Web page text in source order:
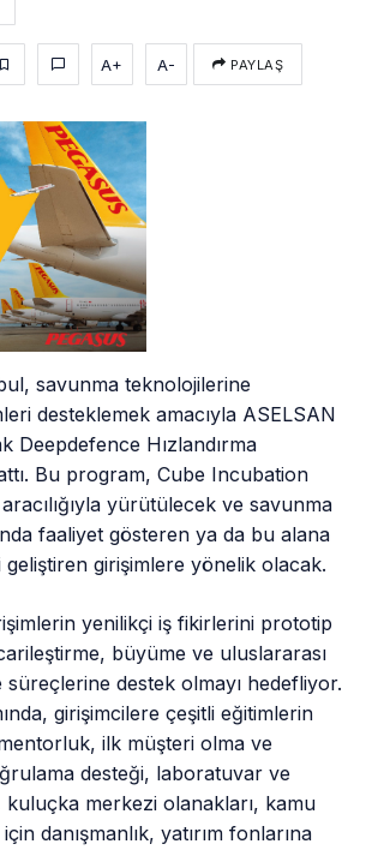
A+ A- PAYLAŞ
savunma teknolojilerine
desteklemek amacıyla ASELSAN
Deepdefence Hızlandırma
Bu program, Cube Incubation
yürütülecek ve savunma
faaliyet gösteren ya da bu alana
girişimlere yönelik olacak.
yenilikçi iş fikirlerini prototip
büyüme ve uluslararası
süreçlerine destek olmayı hedefliyor.
girişimcilere çeşitli eğitimlerin
ilk müşteri olma ve
desteği, laboratuvar ve
kuluçka merkezi olanakları, kamu
danışmanlık, yatırım fonlarına